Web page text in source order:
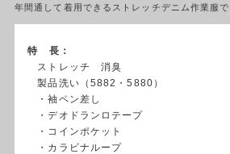
年間通して着用できるストレッチデニム作業服で
特 長：
ストレッチ 消臭
製品洗い（5882・5880）
・袖ペン差し
・デオドランロテープ
・コインポケット
・カラビナループ